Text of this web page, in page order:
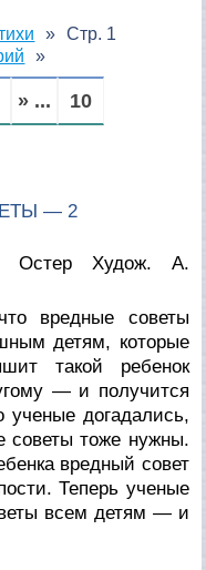
Стр. 1
» ... 10
— 2
Остер
Худож. А.
вредные советы
детям, которые
такой ребенок
— и получится
ученые догадались,
советы тоже нужны.
вредный совет
Теперь ученые
всем детям — и